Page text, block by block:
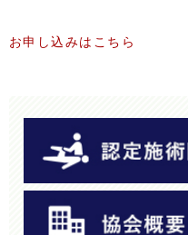
お申し込みはこちら